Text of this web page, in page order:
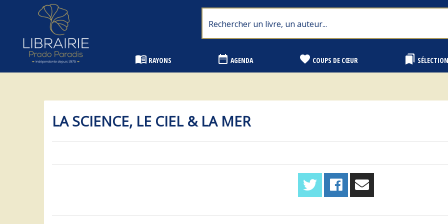
Librairie Prado Paradis - Marseille
menu_book RAYONS date_range AGENDA favorite COUPS DE CŒUR bookmarks
LA SCIENCE, LE CIEL & LA MER